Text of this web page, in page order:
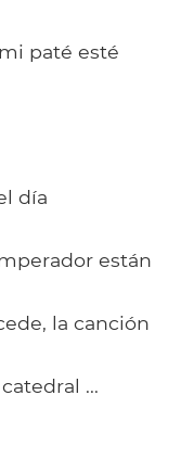
paté esté
día
están
la canción
...